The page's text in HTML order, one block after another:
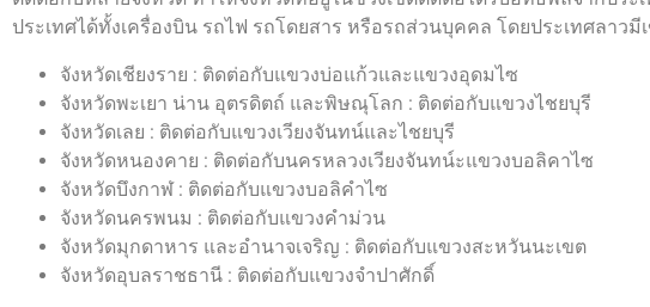
ประเทศได้ทั้งเครื่องบิน รถไฟ รถโดยสาร หรือรถส่วนบุคคล โดยประเทศลาว
จังหวัดเชียงราย : ติดต่อกับแขวงบ่อแก้วและแขวงอุดมไซ
จังหวัดพะเยา น่าน อุตรดิตถ์ และพิษณุโลก : ติดต่อกับแขวงไชยบุรี
จังหวัดเลย : ติดต่อกับแขวงเวียงจันทน์และไชยบุรี
จังหวัดหนองคาย : ติดต่อกับนครหลวงเวียงจันทน์ะแขวงบอลิคาไซ
จังหวัดบึงกาฬ : ติดต่อกับแขวงบอลิคำไซ
จังหวัดนครพนม : ติดต่อกับแขวงคำม่วน
จังหวัดมุกดาหาร และอำนาจเจริญ : ติดต่อกับแขวงสะหวันนะเขต
จังหวัดอุบลราชธานี : ติดต่อกับแขวงจำปาศักดิ์